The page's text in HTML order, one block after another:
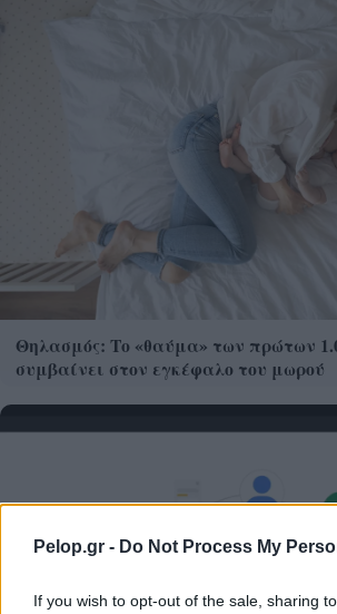
Pelop.gr - Do Not Process My
If you wish to opt-out of the sale, sharing
Θηλασμός: Το «θαύμα» των πρώτων
συμβαίνει στον εγκέφαλο του μωρού